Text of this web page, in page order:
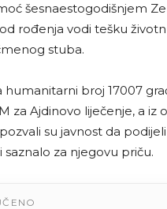
šesnaestogodišnjem
rođenja vodi tešku
stuba.
humanitarni broj 17007
za Ajdinovo liječenje, a iz
su javnost da
saznalo za njegovu priču.